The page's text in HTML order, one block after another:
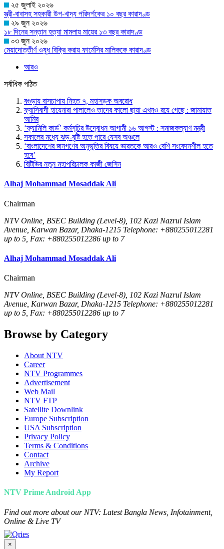
২৫ জুলাই ২০২৬
স্ত্রী-বাবাসহ সহকারী উপ-খাদ্য পরিদর্শকের ১০ বছর কারাদণ্ড
২৯ জুন ২০২৬
১৮ দিনের সন্তান হত্যা মামলায় মায়ের ১৩ বছর কারাদণ্ড
০৩ জুন ২০২৬
মেয়াদোত্তীর্ণ ওষুধ বিক্রি করায় ফার্মেসির মালিককে কারাদণ্ড
আরও
সর্বাধিক পঠিত
বগুড়ায় বাসচাপায় নিহত ৭, মহাসড়ক অবরোধ
ফ্যাসিবাদী হায়েনারা পালালেও তাদের কালো ছায়া এখনও রয়ে গেছে : জামায়াত
আমির
‘ফ্যামিলি কার্ড’ কর্মসূচির উদ্বোধন আগামী ১৬ আগস্ট : সমাজকল্যাণ মন্ত্রী
সকালের মধ্যে ঝড়-বৃষ্টি হতে পারে যেসব অঞ্চলে
‘বাংলাদেশের জনগণের অনুভূতির বিষয়ে ভারতকে আরও বেশি সংবেদনশীল হতে
হবে’
বিটিভির নতুন মহাপরিচালক কাজী জেসিন
Alhaj Mohammad Mosaddak Ali
Chairman
NTV Online, BSEC Building (Level-8), 102 Kazi Nazrul Islam
Avenue, Karwan Bazar, Dhaka-1215 Telephone: +880255012281
up to 5, Fax: +880255012286 up to 7
Alhaj Mohammad Mosaddak Ali
Chairman
NTV Online, BSEC Building (Level-8), 102 Kazi Nazrul Islam
Avenue, Karwan Bazar, Dhaka-1215 Telephone: +880255012281
up to 5, Fax: +880255012286 up to 7
Browse by Category
About NTV
Career
NTV Programmes
Advertisement
Web Mail
NTV FTP
Satellite Downlink
Europe Subscription
USA Subscription
Privacy Policy
Terms & Conditions
Contact
Archive
My Report
NTV Prime Android App
Find out more about our NTV: Latest Bangla News, Infotainment,
Online & Live TV
×